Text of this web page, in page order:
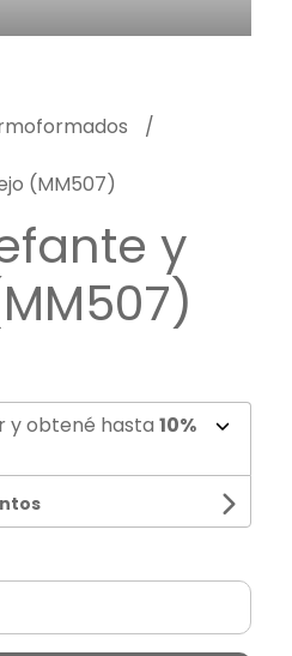
(MM507)
y
y obtené hasta 10%